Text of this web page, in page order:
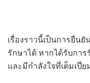
เรื่องราวนี้เป็นการยืนยั
รักษาได้ หากได้รับกา
และมีกำลังใจที่เต็มเปี่ย